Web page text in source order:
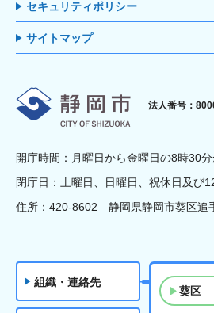
セキュリティポリシー
サイトマップ
静岡市
法人番号：
開庁時間：月曜日から金曜日の8時30
閉庁日：土曜日、日曜日、祝休日及び
住所：420-8602 静岡県静岡市葵区追
組織・連絡先
葵区